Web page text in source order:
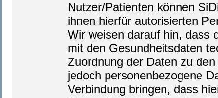
Nutzer/Patienten können
ihnen hierfür autorisierten
Wir weisen darauf hin, dass
mit den Gesundheitsdaten
Zuordnung der Daten zu
jedoch personenbezogene
Verbindung bringen, dass